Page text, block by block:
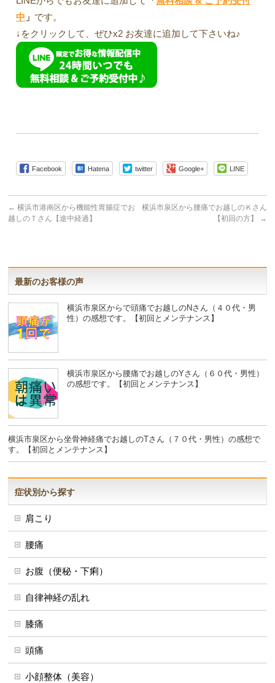
中 」 です。
↓をクリックして、ぜひx2 お友達に追加して下さいね♪
Facebook Hatena twitter Google+ LINE
← 横浜市港南区から機能性胃腸症でお
越しのＴさん【途中経過】
横浜市泉区から腰痛でお越しのＫさん
【初回の方】
→
最新のお客様の声
横浜市泉区からで頭痛でお越しのNさん（４０代・男
性）の感想です。【初回とメンテナンス】
横浜市泉区から腰痛でお越しのYさん（６０代・男性）
の感想です。【初回とメンテナンス】
横浜市泉区から坐骨神経痛でお越しのTさん（７０代・男性）の感想で
す。【初回とメンテナンス】
症状別から探す
肩こり
腰痛
お腹（便秘・下痢）
自律神経の乱れ
膝痛
頭痛
小顔整体（美容）